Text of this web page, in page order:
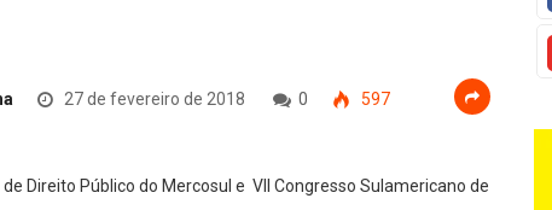
27 de fevereiro de 2018 0 597
Direito Público do Mercosul e VII Congresso Sulamericano de